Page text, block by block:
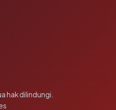
hak dilindungi.